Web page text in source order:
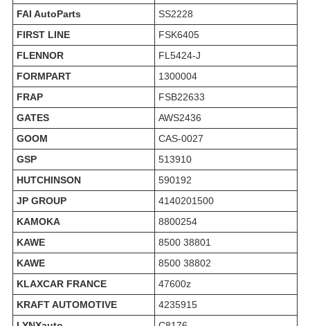
FAI AutoParts
SS2228
FIRST LINE
FSK6405
FLENNOR
FL5424-J
FORMPART
1300004
FRAP
FSB22633
GATES
AWS2436
GOOM
CAS-0027
GSP
513910
HUTCHINSON
590192
JP GROUP
4140201500
KAMOKA
8800254
KAWE
8500 38801
KAWE
8500 38802
KLAXCAR FRANCE
47600z
KRAFT AUTOMOTIVE
4235915